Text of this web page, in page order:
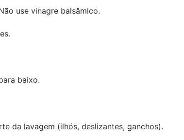
use vinagre balsâmico.
baixo.
da lavagem (ilhós, deslizantes, ganchos).